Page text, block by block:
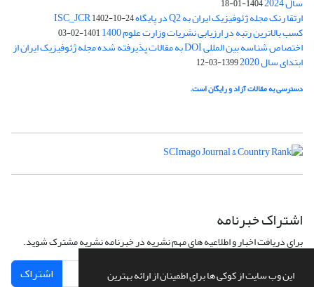
این وب سایت از کوکی ها برای اطمینان از ارائه بهترین
1404-01-18
ارتقا رنک مجله ژئوفیزیک ایران به Q2 در پایگاه ISC_JCR 1402-10-24
کسب بالاترین رتبه در ارزیابی نشریات وزارت علوم 1400 1401-02-03
اختصاص شناسه بین المللی DOI به مقالات پذیرفته شده مجله ژئوفیزیک ایران از
ابتدای سال 2020 1399-03-12
دسترسی به مقالات آزاد و رایگان است.
اشتراک خبرنامه
برای دریافت اخبار و اطلاعیه های مهم نشریه در خبرنامه نشریه مشترک شوید.
اشتراک